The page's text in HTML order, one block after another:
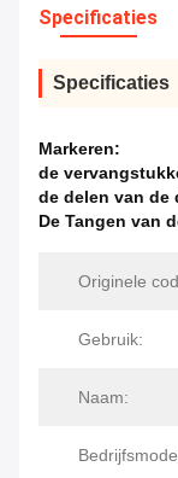
Specificaties
Specificaties
Markeren:
de
de delen van de
De Tangen van
Originele
Gebruik:
Naam: